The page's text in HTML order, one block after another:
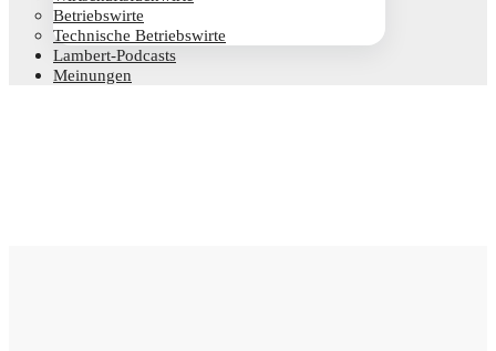
Betriebs­wir­te
Tech­ni­sche Betriebswirte
Lam­­bert-Pod­­casts
Mei­nun­gen